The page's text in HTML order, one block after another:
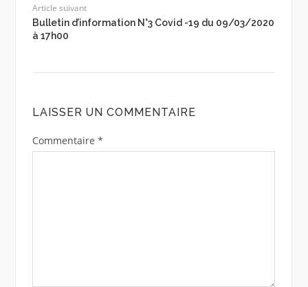
Article suivant
Bulletin d’information N°3 Covid -19 du 09/03/2020
à 17h00
LAISSER UN COMMENTAIRE
Commentaire *